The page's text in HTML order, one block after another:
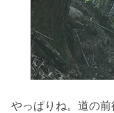
やっぱりね。道の前